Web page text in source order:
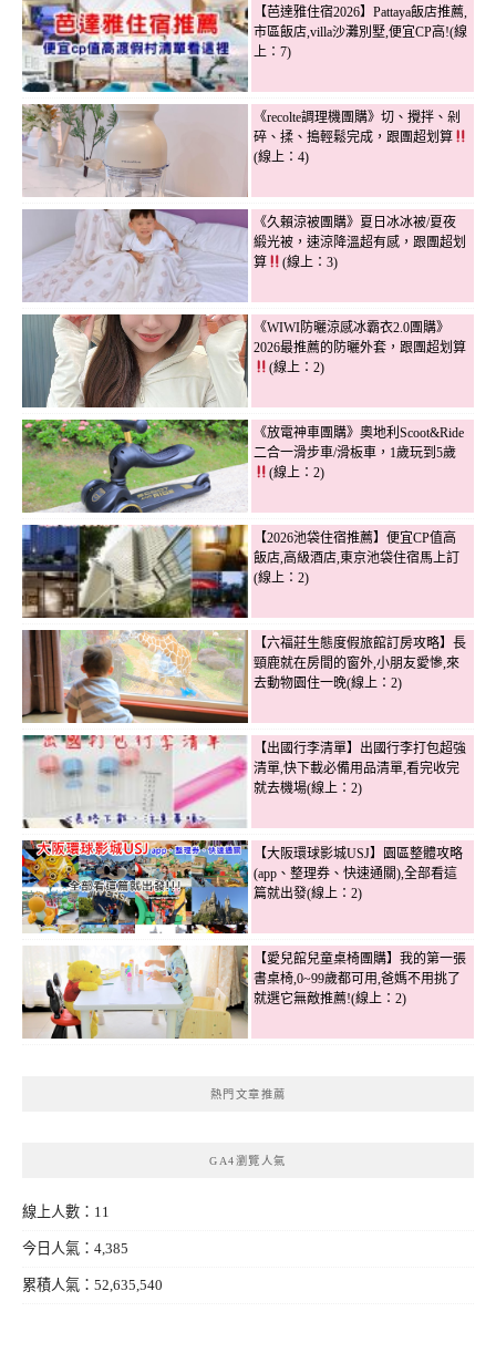
【芭達雅住宿2026】Pattaya飯店推薦,
市區飯店,villa沙灘別墅,便宜CP高!(線
上：7)
《recolte調理機團購》切、攪拌、剁
碎、揉、搗輕鬆完成，跟團超划算
(線上：4)
《久賴涼被團購》夏日冰冰被/夏夜
緞光被，速涼降溫超有感，跟團超划
算
(線上：3)
《WIWI防曬涼感冰霸衣2.0團購》
2026最推薦的防曬外套，跟團超划算
(線上：2)
《放電神車團購》奧地利Scoot&Ride
二合一滑步車/滑板車，1歲玩到5歲
(線上：2)
【2026池袋住宿推薦】便宜CP值高
飯店,高級酒店,東京池袋住宿馬上訂
(線上：2)
【六福莊生態度假旅館訂房攻略】長
頸鹿就在房間的窗外,小朋友愛慘,來
去動物園住一晚(線上：2)
【出國行李清單】出國行李打包超強
清單,快下載必備用品清單,看完收完
就去機場(線上：2)
【大阪環球影城USJ】園區整體攻略
(app、整理券、快速通關),全部看這
篇就出發(線上：2)
【愛兒館兒童桌椅團購】我的第一張
書桌椅,0~99歲都可用,爸媽不用挑了
就選它無敵推薦!(線上：2)
熱門文章推薦
GA4瀏覽人氣
線上人數：11
今日人氣：4,385
累積人氣：52,635,540